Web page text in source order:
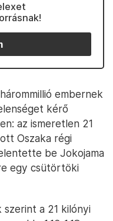
embernek
kérő
az ismeretlen 21
Oszaka régi
be Jokojama
egy csütörtöki
a 21 kilónyi